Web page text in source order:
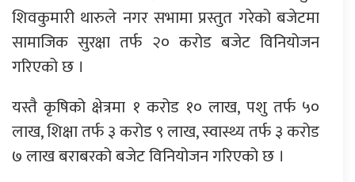
शिवकुमारी थारुले नगर सभामा प्रस्तुत गरेको बजेटमा
सामाजिक सुरक्षा तर्फ २० करोड बजेट विनियोजन
गरिएको छ ।
यस्तै कृषिको क्षेत्रमा १ करोड १० लाख, पशु तर्फ ५०
लाख, शिक्षा तर्फ ३ करोड ९ लाख, स्वास्थ्य तर्फ ३ करोड
७ लाख बराबरको बजेट विनियोजन गरिएको छ ।